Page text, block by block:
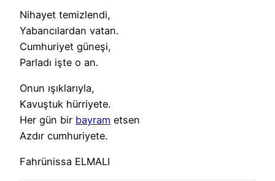
Nihayet temizlendi,
Yabancılardan vatan.
Cumhuriyet güneşi,
Parladı işte o an.
Onun ışıklarıyla,
Kavuştuk hürriyete.
Her gün bir bayram etsen
Azdır cumhuriyete.
Fahrünissa ELMALI